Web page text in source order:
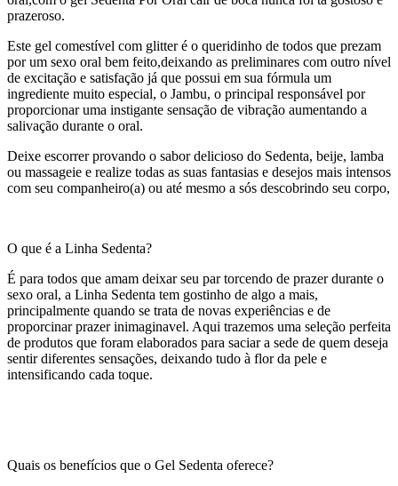
prazeroso.
Este gel comestível com glitter é o queridinho de todos que prezam
por um sexo oral bem feito,deixando as preliminares com outro nível
de excitação e satisfação já que possui em sua fórmula um
ingrediente muito especial, o Jambu, o principal responsável por
proporcionar uma instigante sensação de vibração aumentando a
salivação durante o oral.
Deixe escorrer provando o sabor delicioso do Sedenta, beije, lamba
ou massageie e realize todas as suas fantasias e desejos mais intensos
com seu companheiro(a) ou até mesmo a sós descobrindo seu corpo,
O que é a Linha Sedenta?
É para todos que amam deixar seu par torcendo de prazer durante o
sexo oral, a Linha Sedenta tem gostinho de algo a mais,
principalmente quando se trata de novas experiências e de
proporcinar prazer inimaginavel. Aqui trazemos uma seleção perfeita
de produtos que foram elaborados para saciar a sede de quem deseja
sentir diferentes sensações, deixando tudo à flor da pele e
intensificando cada toque.
Quais os benefícios que o Gel Sedenta oferece?